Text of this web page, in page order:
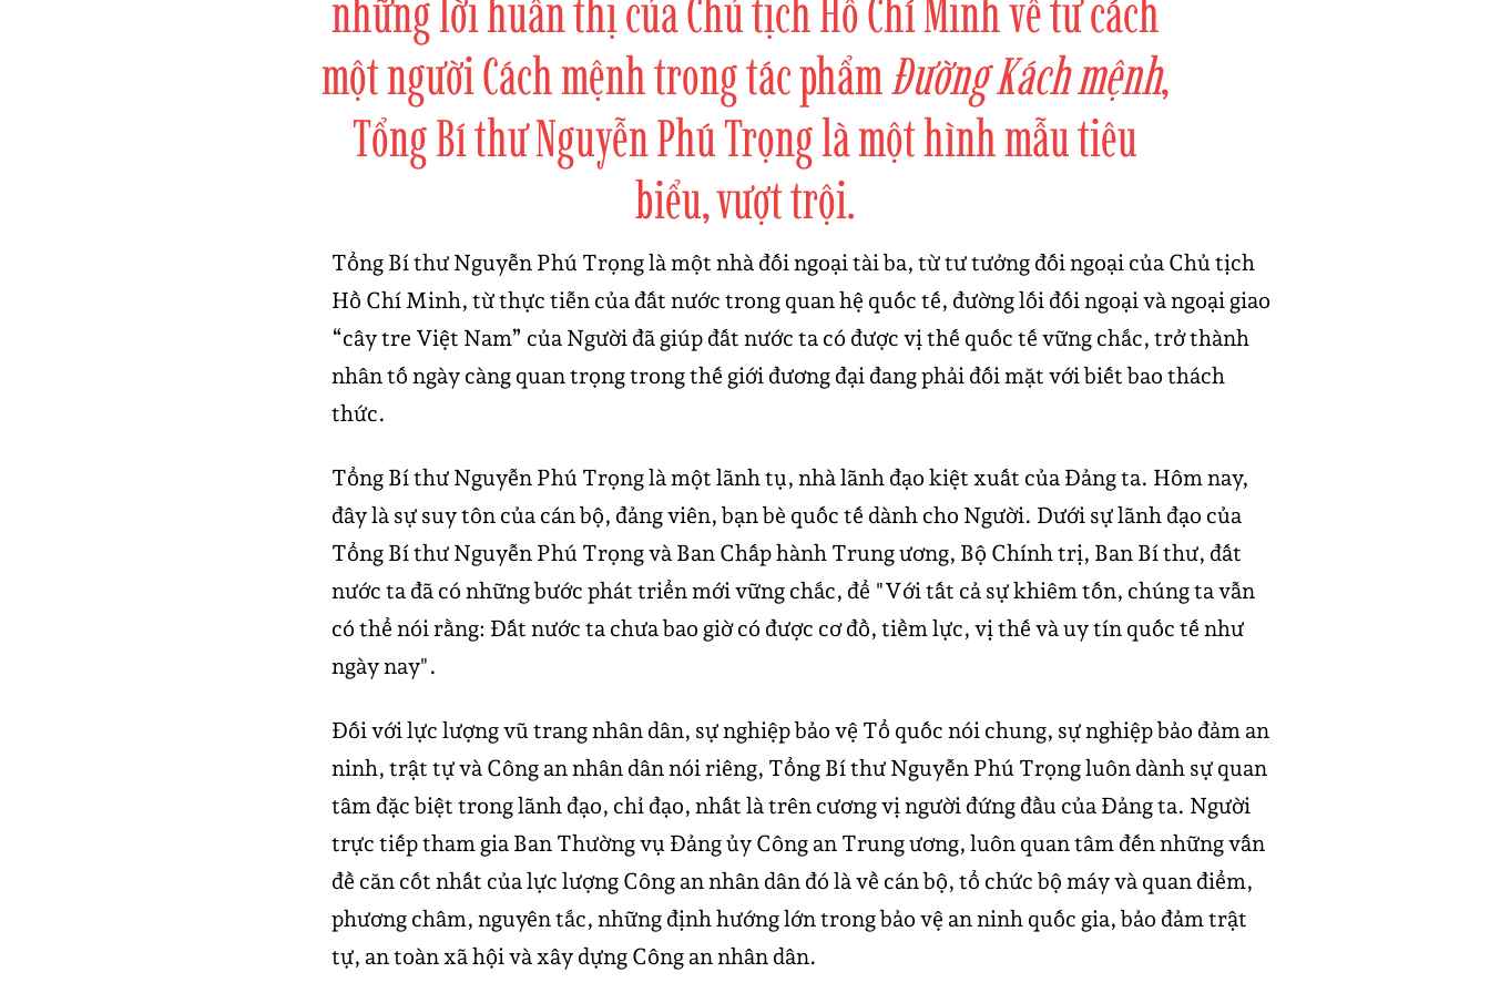
những lời huấn thị của Chủ tịch Hồ Chí Minh về tư cách
một người Cách mệnh trong tác phẩmĐường Kách mệnh,
Tổng Bí thư Nguyễn Phú Trọng là một hình mẫu tiêu
biểu, vượt trội.
Tổng Bí thư Nguyễn Phú Trọng là một nhà đối ngoại tài ba, từ tư tưởng đối ngoại của Chủ tịch
Hồ Chí Minh, từ thực tiễn của đất nước trong quan hệ quốc tế, đường lối đối ngoại và ngoại giao
“cây tre Việt Nam” của Người đã giúp đất nước ta có được vị thế quốc tế vững chắc, trở thành
nhân tố ngày càng quan trọng trong thế giới đương đại đang phải đối mặt với biết bao thách
thức.
Tổng Bí thư Nguyễn Phú Trọng là một lãnh tụ, nhà lãnh đạo kiệt xuất của Đảng ta. Hôm nay,
đây là sự suy tôn của cán bộ, đảng viên, bạn bè quốc tế dành cho Người. Dưới sự lãnh đạo của
Tổng Bí thư Nguyễn Phú Trọng và Ban Chấp hành Trung ương, Bộ Chính trị, Ban Bí thư, đất
nước ta đã có những bước phát triển mới vững chắc, để "Với tất cả sự khiêm tốn, chúng ta vẫn
có thể nói rằng: Đất nước ta chưa bao giờ có được cơ đồ, tiềm lực, vị thế và uy tín quốc tế như
ngày nay".
Đối với lực lượng vũ trang nhân dân, sự nghiệp bảo vệ Tổ quốc nói chung, sự nghiệp bảo đảm an
ninh, trật tự và Công an nhân dân nói riêng, Tổng Bí thư Nguyễn Phú Trọng luôn dành sự quan
tâm đặc biệt trong lãnh đạo, chỉ đạo, nhất là trên cương vị người đứng đầu của Đảng ta. Người
trực tiếp tham gia Ban Thường vụ Đảng ủy Công an Trung ương, luôn quan tâm đến những vấn
đề căn cốt nhất của lực lượng Công an nhân dân đó là về cán bộ, tổ chức bộ máy và quan điểm,
phương châm, nguyên tắc, những định hướng lớn trong bảo vệ an ninh quốc gia, bảo đảm trật
tự, an toàn xã hội và xây dựng Công an nhân dân.